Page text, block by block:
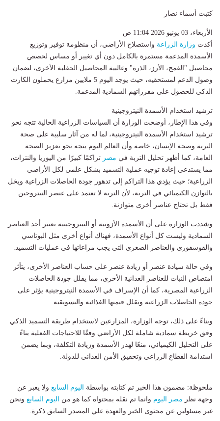
كتبت أسماء نصار
الأربعاء، 03 يونيو 2026 11:04 ص
أكدت وزارة الزراعة واستصلاح الأراضي، أن منظومة توفير وتوزيع
الأسمدة المدعمة مستمرة بالكامل دون أي تغيير أو مساس لحصص
محاصيل "القمح، الأرز، الذرة" وغالبية المحاصيل الحقلية الأخرى، لضمان
وصول الدعم لمستحقيه، حيث يوجد اليوم 5 ملايين مزارع يحملون الكارت
الذكي للحصول على مقرراتهم السمادية المدعمة.
ترشيد استخدام الأسمدة النيتروجينية
وفي هذا الإطار، أوضحت الوزارة أن السياسات الزراعية الحالية تتجه نحو
ترشيد استخدام الأسمدة النيتروجينية، لما له من آثار سلبية على صحة
التربة وصحة الإنسان، خاصة وأن العالم اليوم يتجه نحو تعزيز الصحة
العامة، كما أظهر تحليل التربة في مصر تراكمًا كبيرًا من اليوريا والنترات،
مما يستدعي إعادة توجيه عملية التسميد بشكل علمي لكل الأراضي
الزراعية؛ حيث يؤدي هذا التراكم إلى تدهور جودة الحاصلات الزراعية ويخل
بالتوازن الكيميائي في التربة، لأن التربة لا تعتمد على عنصر النيتروجين
فقط بل تحتاج عناصر أخرى متوازنة.
وشددت الوزارة على أن الأسمدة الأزوتية أو النيتروجينية تعتبر أحد العناصر
السمادية وليست كل أنواع الأسمدة، فهناك أنواع أخرى مثل البوتاسي
والفوسفوري والعناصر الصغرى التي يجب مراعاتها في عمليات التسميد.
وفي حالة سيادة عنصر أو زيادة عنصر على حساب العناصر الأخرى، يتأثر
امتصاص النبات للعناصر الغذائية الأخرى، مما يقلل جودة الحاصلات
الزراعية المصرية، كما أن الإسراف في الأسمدة النيتروجينية يؤثر على
جودة الحاصلات الزراعية ويقلل قيمتها الغذائية والتسويقية.
وبناءً على ذلك، توجه الوزارة، المزارعين لاستخدام طريقة التسميد الذكي
وفق خريطة سمادية شاملة لكل الأراضي وفقًا للاحتياجات الفعلية بناءً
على التحليل الكيميائي، منعًا لهدر الأسمدة وزيادة التكلفة، وبما يضمن
استدامة القطاع الزراعي وتحقيق الأمن الغذائي للدولة.
ملحوظة: مضمون هذا الخبر تم كتابته بواسطة اليوم السابع ولا يعبر عن
وجهة نظر مصر اليوم وانما تم نقله بمحتواه كما هو من اليوم السابع ونحن
غير مسئولين عن محتوى الخبر والعهدة علي المصدر السابق ذكرة.